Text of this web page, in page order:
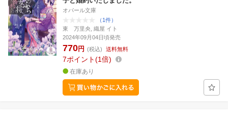
オパール文庫
（1件）
東 万里央, 織屋 イト
2024年09月04日頃発売
770円 (税込) 送料無料
7ポイント 1倍
在庫あり